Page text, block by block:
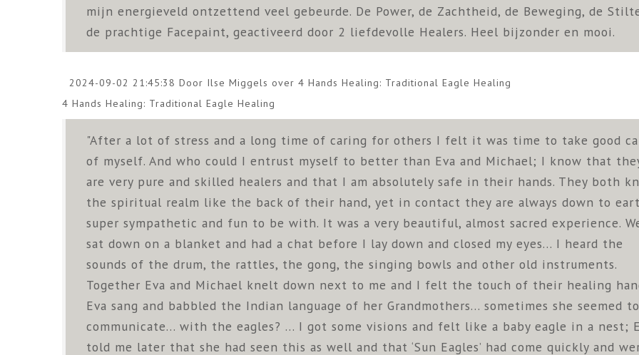
mijn energieveld ontzettend veel gebeurde. De Power, de Zachtheid, de Beweging, de
de prachtige Facepaint, geactiveerd door 2 liefdevolle Healers. Heel bijzonder en mooi.
2024-09-02 21:45:38 Door Ilse Miggels over 4 Hands Healing: Traditional Eagle Healing
4 Hands Healing: Traditional Eagle Healing
"After a lot of stress and a long time of caring for others I felt it was time to take good
of myself. And who could I entrust myself to better than Eva and Michael; I know that
are very pure and skilled healers and that I am absolutely safe in their hands. They both
the spiritual realm like the back of their hand, yet in contact they are always down to
super sympathetic and fun to be with. It was a very beautiful, almost sacred experience.
sat down on a blanket and had a chat before I lay down and closed my eyes... I heard the
sounds of the drum, the rattles, the gong, the singing bowls and other old instruments.
Together Eva and Michael knelt down next to me and I felt the touch of their healing
Eva sang and babbled the Indian language of her Grandmothers... sometimes she seemed to
communicate... with the eagles? ... I got some visions and felt like a baby eagle in a nest;
told me later that she had seen this as well and that ‘Sun Eagles’ had come quickly and